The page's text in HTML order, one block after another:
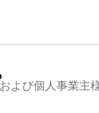
び個人事業主